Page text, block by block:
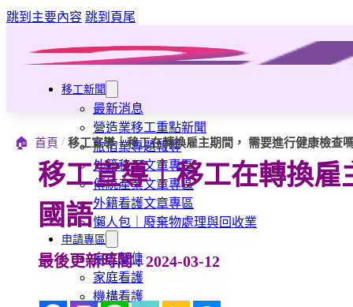
跳到主要內容 跳到頁尾
移工新聞
最新消息
營造業移工重點新聞
旅宿業專題報導
外籍移工文章專區
傳統產業文章專區
外籍看護文章專區
懶人包｜廢棄物處理與回收業
申請專區
家庭幫傭
家庭看護
機構看護
🏠 首頁 / 移工宣導｜移工在轉換雇主期間， 需要進行健康檢查
移工宣導｜移工在轉換
國語
最後更新時間 : 2024-03-12